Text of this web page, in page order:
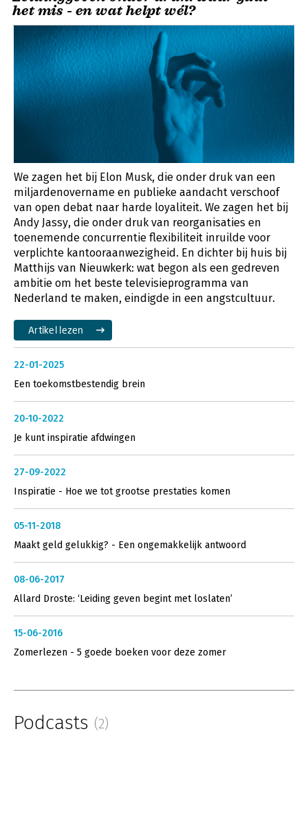
het mis - en wat helpt wél?
We zagen het bij Elon Musk, die onder druk van een
miljardenovername en publieke aandacht verschoof
van open debat naar harde loyaliteit. We zagen het bij
Andy Jassy, die onder druk van reorganisaties en
toenemende concurrentie flexibiliteit inruilde voor
verplichte kantooraanwezigheid. En dichter bij huis bij
Matthijs van Nieuwkerk: wat begon als een gedreven
ambitie om het beste televisieprogramma van
Nederland te maken, eindigde in een angstcultuur.
Artikel lezen
22-01-2025
Een toekomstbestendig brein
20-10-2022
Je kunt inspiratie afdwingen
27-09-2022
Inspiratie - Hoe we tot grootse prestaties komen
05-11-2018
Maakt geld gelukkig? - Een ongemakkelijk antwoord
08-06-2017
Allard Droste: ‘Leiding geven begint met loslaten’
15-06-2016
Zomerlezen - 5 goede boeken voor deze zomer
Podcasts (2)